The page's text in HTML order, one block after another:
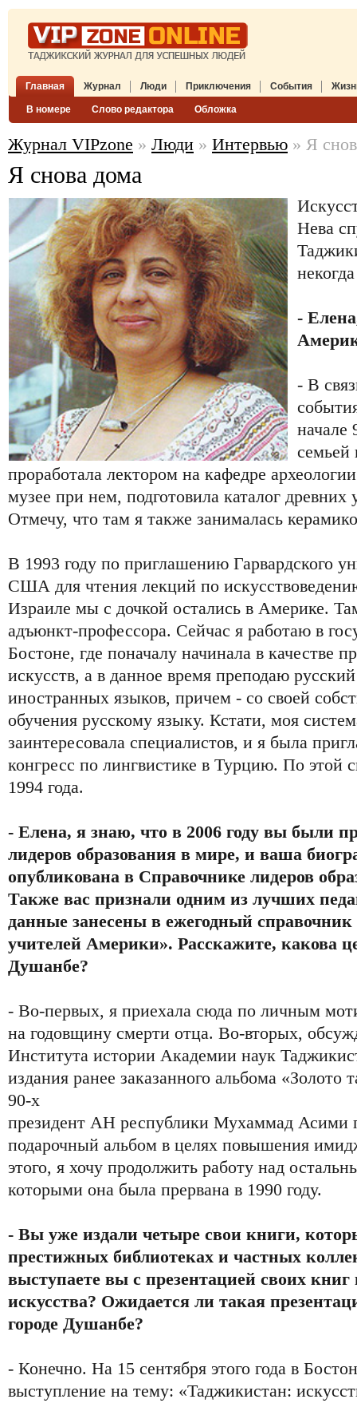
Главная Журнал
В номере Слово редактора Обложка
Люди Приключения События
Журнал VIPzone » Люди » Интервью » Я
Я снова дома
Нева
-
- В
начале
семьей
проработала лектором на кафедре
музее при нем, подготовила каталог
Отмечу, что там я также занималась
В 1993 году по приглашению Гарвардского
США для чтения лекций по
Израиле мы с дочкой остались в Америке.
адъюнкт-профессора. Сейчас я работаю в
Бостоне, где поначалу начинала в качестве
искусств, а в данное время преподаю
иностранных языков, причем - со своей
обучения русскому языку. Кстати, моя
заинтересовала специалистов, и я была
конгресс по лингвистике в Турцию. По этой
1994 года.
- Елена, я знаю, что в 2006 году вы были
лидеров образования в мире, и ваша
опубликована в Справочнике лидеров
Также вас признали одним из лучших
данные занесены в ежегодный справочник
учителей Америки». Расскажите, какова
Душанбе?
- Во-первых, я приехала сюда по личным
на годовщину смерти отца. Во-вторых,
Института истории Академии наук
издания ранее заказанного альбома «Золото
90-х
президент АН республики Мухаммад Асими
подарочный альбом в целях повышения
этого, я хочу продолжить работу над
которыми она была прервана в 1990 году.
- Вы уже издали четыре свои книги,
престижных библиотеках и частных
выступаете вы с презентацией своих
искусства? Ожидается ли такая
городе Душанбе?
- Конечно. На 15 сентября этого года в
выступление на тему: «Таджикистан: